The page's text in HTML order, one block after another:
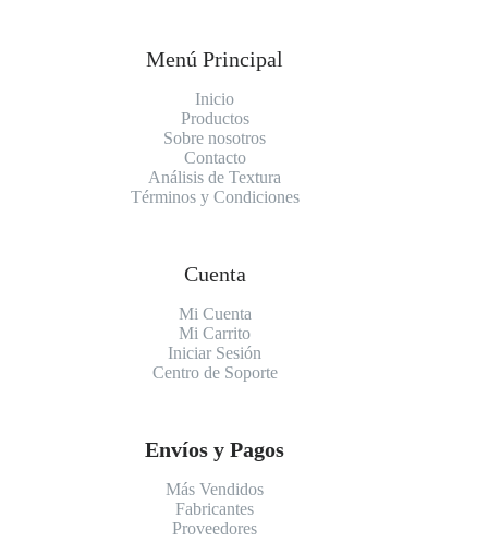
Menú Principal
Inicio
Productos
Sobre nosotros
Contacto
Análisis de Textura
Términos y Condiciones
Cuenta
Mi Cuenta
Mi Carrito
Iniciar Sesión
Centro de Soporte
Envíos y Pagos
Más Vendidos
Fabricantes
Proveedores